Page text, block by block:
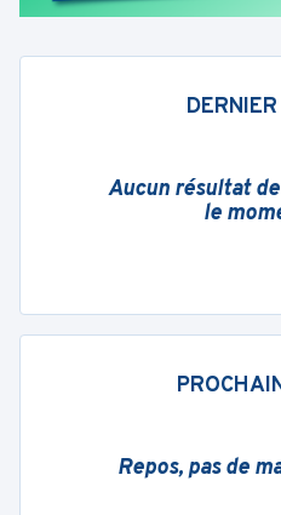
Aucun résultat
le
Repos, pas de